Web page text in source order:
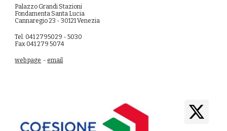
Palazzo Grandi Stazioni
Fondamenta Santa Lucia
Cannaregio 23 - 30121 Venezia
Tel. 041 2795029 - 5030
Fax 041 279 5074
web page - email